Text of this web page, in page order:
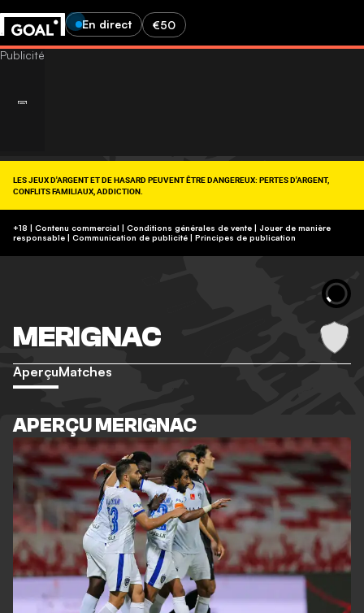
En direct €50
LES JEUX D'ARGENT ET DE HASARD PEUVENT ÊTRE DANGEREUX: PERTES D'ARGENT,
CONFLITS FAMILIAUX, ADDICTION.
https://www.joueurs-info-service.fr/
+18 | Contenu commercial | Conditions générales de vente | Jouer de manière
responsable | Communication de publicité | Principes de publication
MERIGNAC
AperçuMatches
APERÇU MERIGNAC